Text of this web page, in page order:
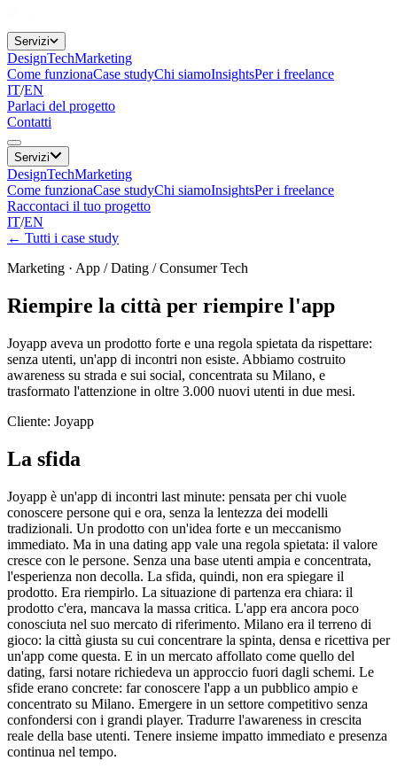
Servizi
DesignTechMarketing
Come funzionaCase studyChi siamoInsightsPer i freelance
IT/EN
Parlaci del progetto
Contatti
Servizi
DesignTechMarketing
Come funzionaCase studyChi siamoInsightsPer i freelance
Raccontaci il tuo progetto
IT/EN
← Tutti i case study
Marketing · App / Dating / Consumer Tech
Riempire la città per riempire l'app
Joyapp aveva un prodotto forte e una regola spietata da rispettare:
senza utenti, un'app di incontri non esiste. Abbiamo costruito
awareness su strada e sui social, concentrata su Milano, e
trasformato l'attenzione in oltre 3.000 nuovi utenti in due mesi.
Cliente: Joyapp
La sfida
Joyapp è un'app di incontri last minute: pensata per chi vuole
conoscere persone qui e ora, senza la lentezza dei modelli
tradizionali. Un prodotto con un'idea forte e un meccanismo
immediato. Ma in una dating app vale una regola spietata: il valore
cresce con le persone. Senza una base utenti ampia e concentrata,
l'esperienza non decolla. La sfida, quindi, non era spiegare il
prodotto. Era riempirlo. La situazione di partenza era chiara: il
prodotto c'era, mancava la massa critica. L'app era ancora poco
conosciuta nel suo mercato di riferimento. Milano era il terreno di
gioco: la città giusta su cui concentrare la spinta, densa e ricettiva per
un'app come questa. E in un mercato affollato come quello del
dating, farsi notare richiedeva un approccio fuori dagli schemi. Le
sfide erano concrete: far conoscere l'app a un pubblico ampio e
concentrato su Milano. Emergere in un settore competitivo senza
confondersi con i grandi player. Tradurre l'awareness in crescita
reale della base utenti. Tenere insieme impatto immediato e presenza
continua nel tempo.